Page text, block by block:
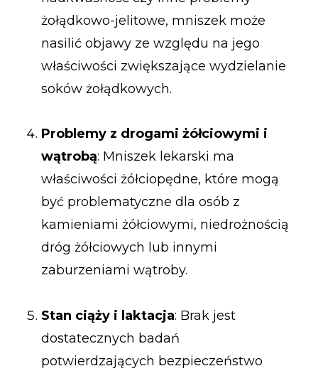
żołądkowo-jelitowe, mniszek może
nasilić objawy ze względu na jego
właściwości zwiększające wydzielanie
soków żołądkowych.
Problemy z drogami żółciowymi i
wątrobą: Mniszek lekarski ma
właściwości żółciopędne, które mogą
być problematyczne dla osób z
kamieniami żółciowymi, niedrożnością
dróg żółciowych lub innymi
zaburzeniami wątroby.
Stan ciąży i laktacja: Brak jest
dostatecznych badań
potwierdzających bezpieczeństwo